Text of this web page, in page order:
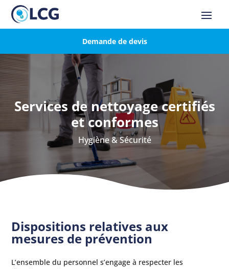
Demande de devis
Services de nettoyage certifiés
et conformes
Hygiène & Sécurité
Dispositions relatives aux
mesures de prévention
L’ensemble du personnel s’engage à respecter les